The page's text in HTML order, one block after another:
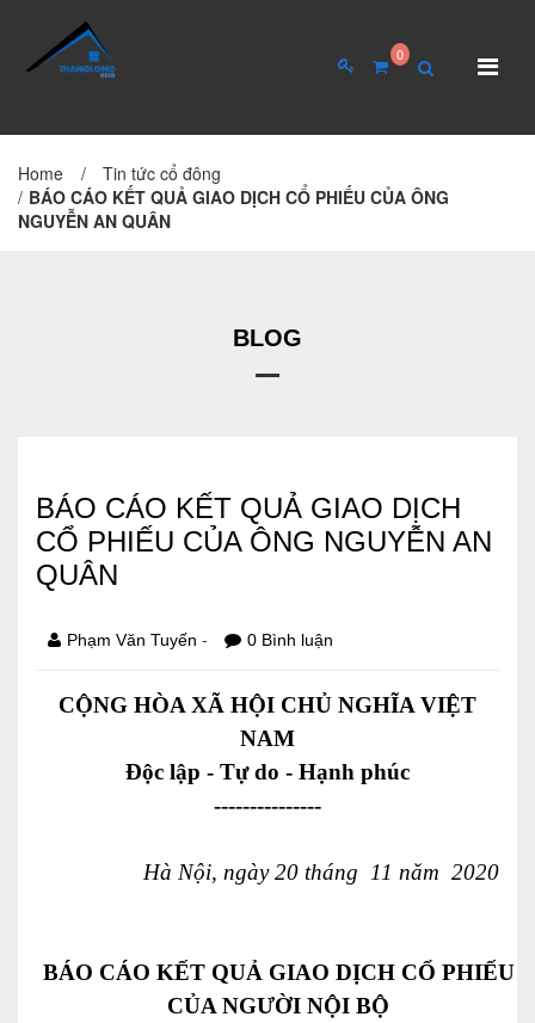
0
TRANG CHỦ
Đại hội cổ đông
Báo cáo tài chính
SẢN PHẨM
Ván ép
Dịch vụ xây dựng
Cho thuê máy móc thiết bị
TIN TỨC
Tin hoạt động
Home /
Tin tức cổ đông
/ BÁO CÁO KẾT QUẢ GIAO DỊCH CỔ PHIẾU CỦA ÔNG
NGUYỄN AN QUÂN
BLOG
BÁO CÁO KẾT QUẢ GIAO DỊCH
CỔ PHIẾU CỦA ÔNG NGUYỄN AN
QUÂN
Phạm Văn Tuyến - 0 Bình luận
CỘNG HÒA XÃ HỘI CHỦ NGHĨA VIỆT
NAM
Độc lập - Tự do - Hạnh phúc
---------------
Hà Nội, ngày20 tháng 11 năm 2020
BÁO CÁO KẾT QUẢ GIAO DỊCH CỔ PHIẾU
CỦA NGƯỜI NỘI BỘ